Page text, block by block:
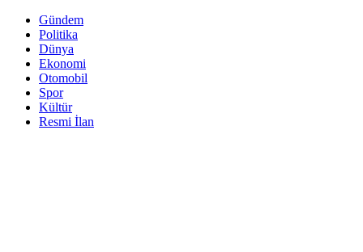
Gündem
Politika
Dünya
Ekonomi
Otomobil
Spor
Kültür
Resmi İlan